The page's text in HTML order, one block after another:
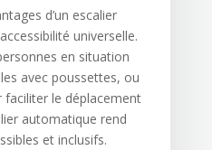
d’un escalier
universelle.
en situation
avec poussettes, ou
le déplacement
automatique rend
et inclusifs.